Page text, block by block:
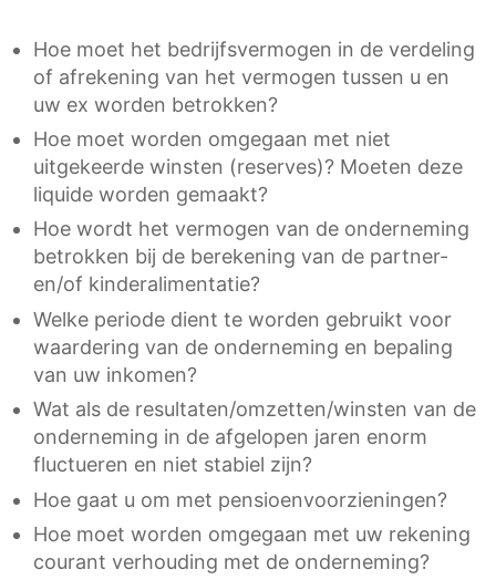
Hoe moet het bedrijfsvermogen in de verdeling
of afrekening van het vermogen tussen u en
uw ex worden betrokken?
Hoe moet worden omgegaan met niet
uitgekeerde winsten (reserves)? Moeten deze
liquide worden gemaakt?
Hoe wordt het vermogen van de onderneming
betrokken bij de berekening van de partner-
en/of kinderalimentatie?
Welke periode dient te worden gebruikt voor
waardering van de onderneming en bepaling
van uw inkomen?
Wat als de resultaten/omzetten/winsten van de
onderneming in de afgelopen jaren enorm
fluctueren en niet stabiel zijn?
Hoe gaat u om met pensioenvoorzieningen?
Hoe moet worden omgegaan met uw rekening
courant verhouding met de onderneming?